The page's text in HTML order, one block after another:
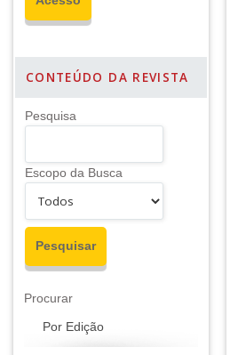
CONTEÚDO DA REVISTA
Pesquisa
Escopo da Busca
Procurar
Por Edição